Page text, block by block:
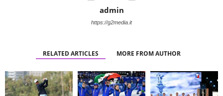
admin
https://g2media.it
RELATED ARTICLES MORE FROM AUTHOR